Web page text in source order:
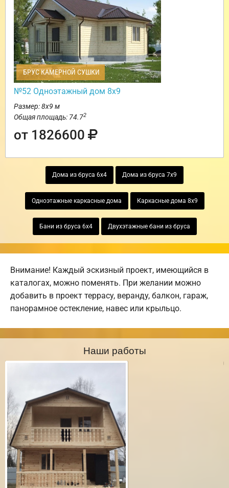
БРУС КАМЕРНОЙ СУШКИ
№52 Одноэтажный дом 8х9
Размер: 8х9 м
Общая площадь: 74.72
от 1826600
Дома из бруса 6х4 Дома из бруса 7х9
Одноэтажные каркасные дома Каркасные дома 8х9
Бани из бруса 6х4 Двухэтажные бани из бруса
Внимание! Каждый эскизный проект, имеющийся в
каталогах, можно поменять. При желании можно
добавить в проект террасу, веранду, балкон, гараж,
панорамное остекление, навес или крыльцо.
Наши работы